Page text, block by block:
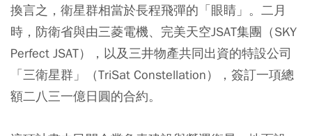
換言之，衛星群相當於長程飛彈的「眼睛」。二月
時，防衛省與由三菱電機、完美天空JSAT集團（SKY
Perfect JSAT），以及三井物產共同出資的特設公司
「三衛星群」（TriSat Constellation），簽訂一項總
額二八三一億日圓的合約。